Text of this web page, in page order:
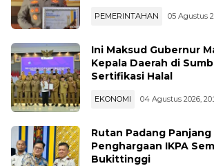
PEMERINTAHAN 05 Agustus
Ini Maksud Gubernur
Kepala Daerah di
Sertifikasi Halal
EKONOMI 04 Agustus 2026,
Rutan Padang Panjang
Penghargaan IKPA
Bukittinggi